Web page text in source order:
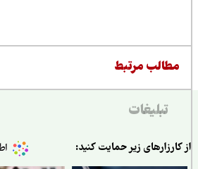
مرتبط
تبلیغات
زیر حمایت کنید: